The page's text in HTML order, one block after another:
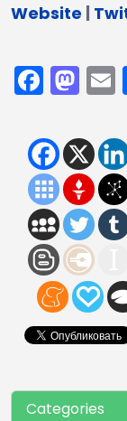
Website |
Categories